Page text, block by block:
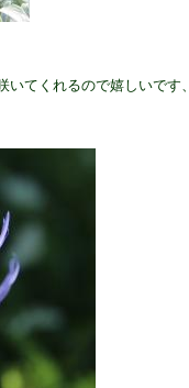
てくれるので嬉しいです、